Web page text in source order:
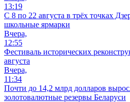
13:19
С 8 по 22 августа в трёх точках
школьные ярмарки
Вчера,
12:55
Фестиваль исторических
августа
Вчера,
11:34
Почти до 14,2 млрд долларов
золотовалютные резервы Беларуси